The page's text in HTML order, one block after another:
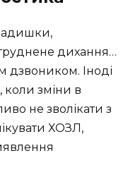
дихання…
дзвоником. Іноді
коли зміни в
не зволікати з
ХОЗЛ,